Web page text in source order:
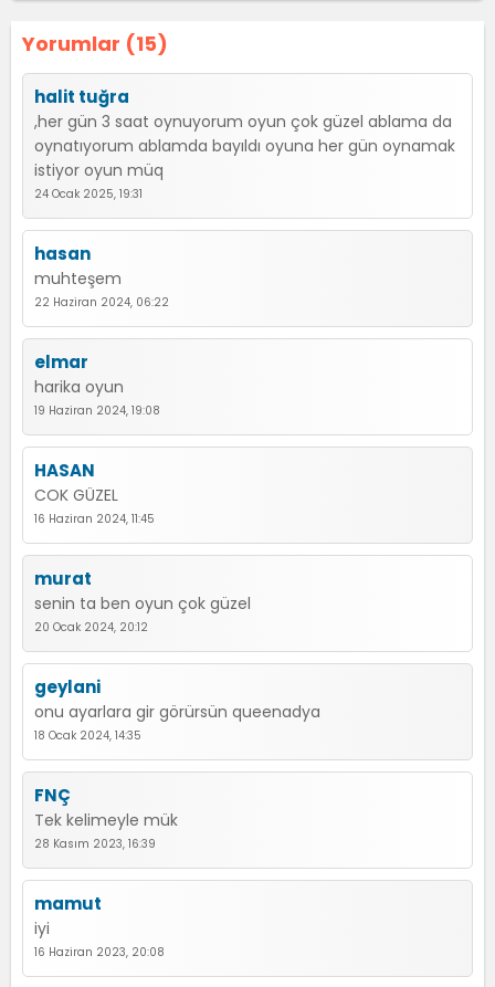
Yorumlar (15)
halit tuğra
,her gün 3 saat oynuyorum oyun çok güzel ablama da
oynatıyorum ablamda bayıldı oyuna her gün oynamak
istiyor oyun müq
24 Ocak 2025, 19:31
hasan
muhteşem
22 Haziran 2024, 06:22
elmar
harika oyun
19 Haziran 2024, 19:08
HASAN
COK GÜZEL
16 Haziran 2024, 11:45
murat
senin ta ben oyun çok güzel
20 Ocak 2024, 20:12
geylani
onu ayarlara gir görürsün queenadya
18 Ocak 2024, 14:35
FNÇ
Tek kelimeyle mük
28 Kasım 2023, 16:39
mamut
iyi
16 Haziran 2023, 20:08